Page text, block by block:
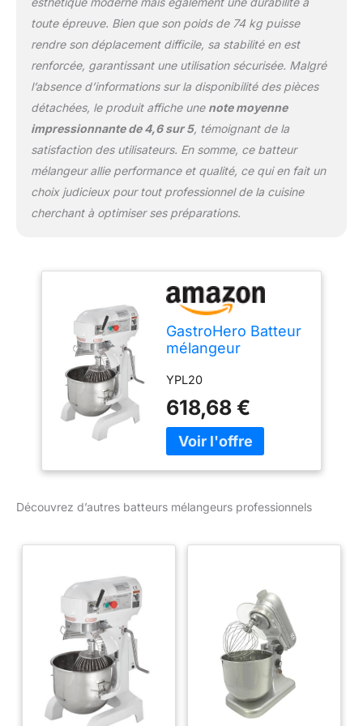
toute épreuve. Bien que son poids de 74 kg puisse
rendre son déplacement difficile, sa stabilité en est
renforcée, garantissant une utilisation sécurisée. Malgré
l’absence d’informations sur la disponibilité des pièces
détachées, le produit affiche une note moyenne
impressionnante de 4,6 sur 5, témoignant de la
satisfaction des utilisateurs. En somme, ce batteur
mélangeur allie performance et qualité, ce qui en fait un
choix judicieux pour tout professionnel de la cuisine
cherchant à optimiser ses préparations.
GastroHero Batteur
mélangeur
20 | CHR
Fournitures de la
restauration
YPL20
618,68 €
Découvrez d’autres batteurs mélangeurs professionnels